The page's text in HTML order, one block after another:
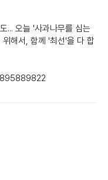
... 오늘 '사과나무를 심는
해서, 함께 '최선'을 다 합